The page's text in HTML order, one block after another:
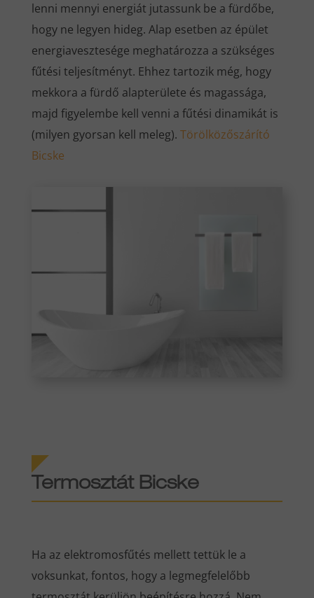
lenni mennyi energiát jutassunk be a fürdőbe,
hogy ne legyen hideg. Alap esetben az épület
energiavesztesége meghatározza a szükséges
fűtési teljesítményt. Ehhez tartozik még, hogy
mekkora a fürdő alapterülete és magassága,
majd figyelembe kell venni a fűtési dinamikát is
(milyen gyorsan kell meleg). Törölközőszárító
Bicske
Termosztát Bicske
Ha az elektromosfűtés mellett tettük le a
voksunkat, fontos, hogy a legmegfelelőbb